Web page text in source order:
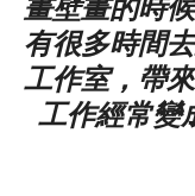
有很多時間
工作室，帶
工作經常變